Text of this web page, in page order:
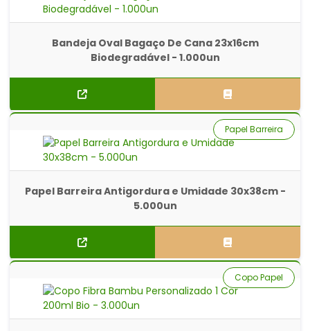
Bandeja Oval Bagaço De Cana 23x16cm
Biodegradável - 1.000un
Papel Barreira Antigordura e Umidade 30x38cm -
5.000un
Papel Barreira
Copo Papel